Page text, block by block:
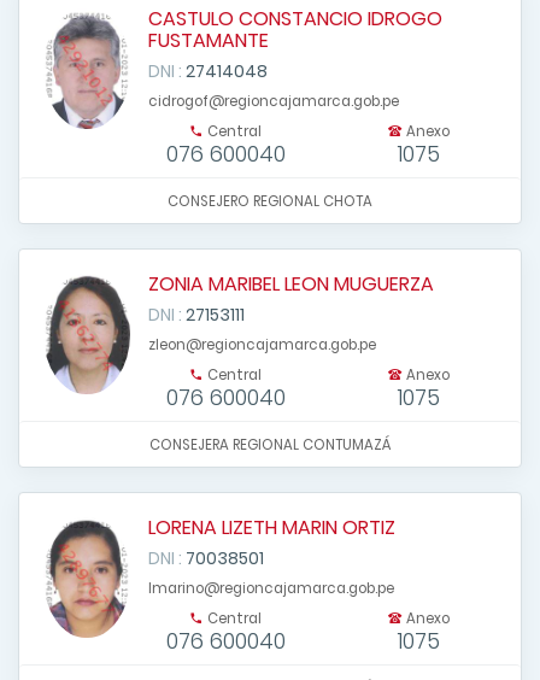
CASTULO CONSTANCIO IDROGO
FUSTAMANTE
DNI : 27414048
cidrogof@regioncajamarca.gob.pe
Central
076 600040
Anexo
1075
CONSEJERO REGIONAL CHOTA
ZONIA MARIBEL LEON MUGUERZA
DNI : 27153111
zleon@regioncajamarca.gob.pe
Central
076 600040
Anexo
1075
CONSEJERA REGIONAL CONTUMAZÁ
LORENA LIZETH MARIN ORTIZ
DNI : 70038501
lmarino@regioncajamarca.gob.pe
Central
076 600040
Anexo
1075